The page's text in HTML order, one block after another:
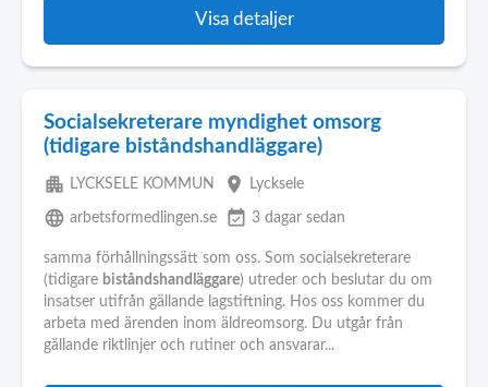
Visa detaljer
Socialsekreterare myndighet omsorg
(tidigare biståndshandläggare)
apartment LYCKSELE KOMMUN place Lycksele
language arbetsformedlingen.se event_available 3 dagar sedan
samma förhållningssätt som oss. Som socialsekreterare
(tidigare biståndshandläggare) utreder och beslutar du om
insatser utifrån gällande lagstiftning. Hos oss kommer du
arbeta med ärenden inom äldreomsorg. Du utgår från
gällande riktlinjer och rutiner och ansvarar...